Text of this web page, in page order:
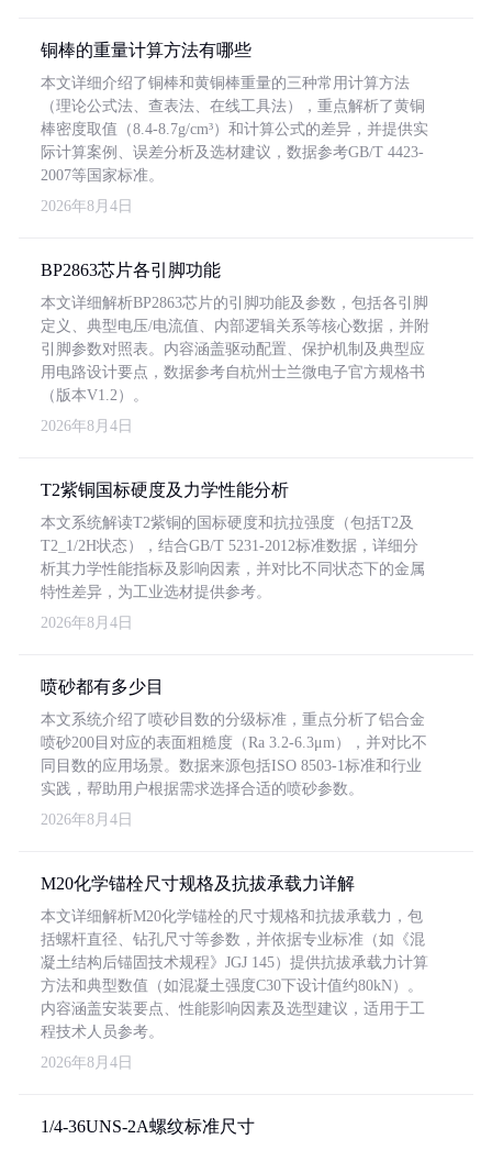
铜棒的重量计算方法有哪些
本文详细介绍了铜棒和黄铜棒重量的三种常用计算方法
（理论公式法、查表法、在线工具法），重点解析了黄铜
棒密度取值（8.4-8.7g/cm³）和计算公式的差异，并提供实
际计算案例、误差分析及选材建议，数据参考GB/T 4423-
2007等国家标准。
2026年8月4日
BP2863芯片各引脚功能
本文详细解析BP2863芯片的引脚功能及参数，包括各引脚
定义、典型电压/电流值、内部逻辑关系等核心数据，并附
引脚参数对照表。内容涵盖驱动配置、保护机制及典型应
用电路设计要点，数据参考自杭州士兰微电子官方规格书
（版本V1.2）。
2026年8月4日
T2紫铜国标硬度及力学性能分析
本文系统解读T2紫铜的国标硬度和抗拉强度（包括T2及
T2_1/2H状态），结合GB/T 5231-2012标准数据，详细分
析其力学性能指标及影响因素，并对比不同状态下的金属
特性差异，为工业选材提供参考。
2026年8月4日
喷砂都有多少目
本文系统介绍了喷砂目数的分级标准，重点分析了铝合金
喷砂200目对应的表面粗糙度（Ra 3.2-6.3μm），并对比不
同目数的应用场景。数据来源包括ISO 8503-1标准和行业
实践，帮助用户根据需求选择合适的喷砂参数。
2026年8月4日
M20化学锚栓尺寸规格及抗拔承载力详解
本文详细解析M20化学锚栓的尺寸规格和抗拔承载力，包
括螺杆直径、钻孔尺寸等参数，并依据专业标准（如《混
凝土结构后锚固技术规程》JGJ 145）提供抗拔承载力计算
方法和典型数值（如混凝土强度C30下设计值约80kN）。
内容涵盖安装要点、性能影响因素及选型建议，适用于工
程技术人员参考。
2026年8月4日
1/4-36UNS-2A螺纹标准尺寸